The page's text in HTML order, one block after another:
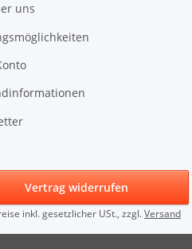
uns
Vertrag widerrufen
inkl. gesetzlicher USt., zzgl.Versand